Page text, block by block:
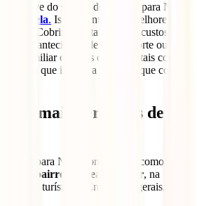
chave do seguro de viagem para Nova
Estrela. Isto garante-te as melhores
Cobriremos também os custos de
antecipado devido à morte ou
familiar e outras questões, tais como
pelo que irás para Nova Iorque com a
mais perigosos de
viajar para Nova Iorque, mas como em
existem bairros e áreas a evitar, na
zonas turísticas. Em termos gerais, estas